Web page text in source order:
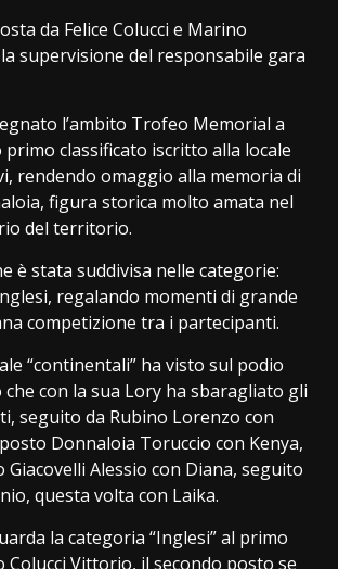
da Felice Colucci e Marino
supervisione del responsabile gara
l’ambito Trofeo Memorial a
classificato iscritto alla locale
rendendo omaggio alla memoria di
figura storica molto amata nel
del territorio.
è stata suddivisa nelle categorie:
regalando momenti di grande
competizione tra i partecipanti.
“continentali” ha visto sul podio
con la sua Lory ha sbaragliato gli
seguito da Rubino Lorenzo con
Donnaloia Toruccio con Kenya,
Alessio con Diana, seguito
questa volta con Laika.
la categoria “Inglesi” al primo
Vittorio, il secondo posto se